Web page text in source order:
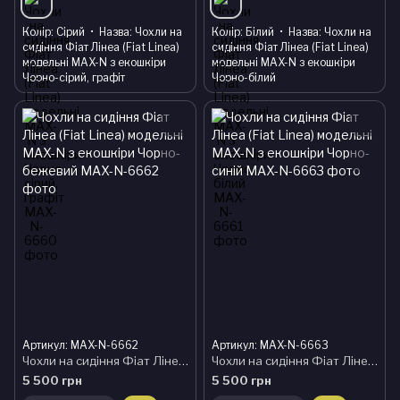
Колір Сірий Назва Чохли на
сидіння Фіат Лінеа (Fiat Linea)
модельні MAX-N з екошкіри
Чорно-сірий, графіт
Колір Білий Назва Чохли на
сидіння Фіат Лінеа (Fiat Linea)
модельні MAX-N з екошкіри
Чорно-білий
Артикул: MAX-N-6662
Чохли на сидіння Фіат Лінеа (Fiat Linea) модельні MAX-N з екошкіри Чорно-бежевий
5 500 грн
Артикул: MAX-N-6663
Чохли на сидіння Фіат Лінеа (Fiat Linea) модельні MAX-N з екошкіри Чорно-синій
5 500 грн